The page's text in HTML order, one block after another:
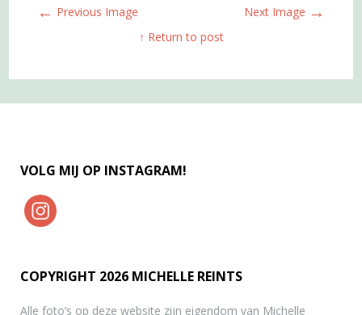
← Previous Image Next Image →
↑ Return to post
VOLG MIJ OP INSTAGRAM!
COPYRIGHT 2026 MICHELLE REINTS
Alle foto’s op deze website zijn eigendom van Michelle